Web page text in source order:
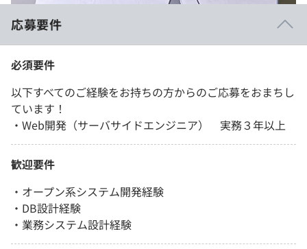
応募要件
必須要件
以下すべてのご経験をお持ちの方からのご応募をおまちし
ています！
・Web開発（サーバサイドエンジニア） 実務３年以上
歓迎要件
・オープン系システム開発経験
・DB設計経験
・業務システム設計経験